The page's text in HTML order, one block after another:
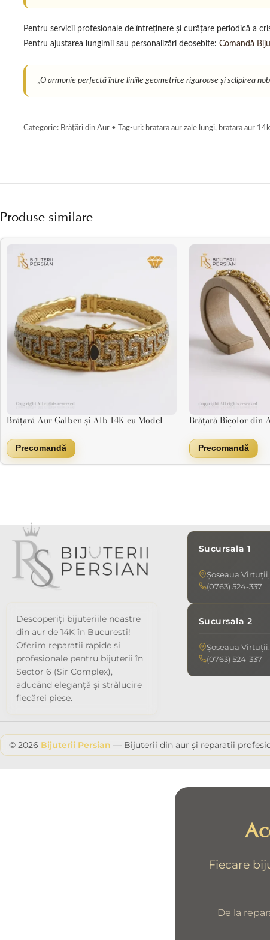
Pentru servicii profesionale de întreținere și curățare periodică a
Pentru ajustarea lungimii sau personalizări deosebite: Comandă
„O armonie perfectă între liniile geometrice riguroase și sclipirea
Categorie: Brățări din Aur • Tag-uri: bratara aur zale lungi, bratara aur
Produse similare
Brățară Aur Galben și Alb 14K cu Model
Strălucire Distinctă
Precomandă
Brățară Bicolor din
Precomandă
Descoperiți bijuteriile noastre
din aur de 14K în București!
Oferim reparații rapide și
profesionale pentru bijuterii în
Sector 6 (Sir Complex),
aducând eleganță și strălucire
fiecărei piese.
Sucursala 1
Șoseaua Virtuții,
(0763) 524-337
Sucursala 2
Șoseaua Virtuții,
(0763) 524-337
© 2026 Bijuterii Persian — Bijuterii din aur și reparații
Fiecare
De la